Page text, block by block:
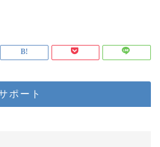
ポート